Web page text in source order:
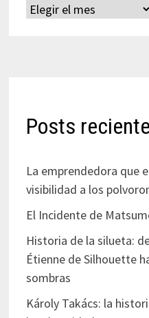
Archivos
Posts
La emprendedora que
visibilidad a los
El Incidente de
Historia de la silueta:
Étienne de Silhouette
sombras
Károly Takács: la